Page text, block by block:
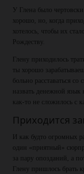
У Глена было
хорошо, но, когда
хотелось, чтобы их
Рождеству.
Глену приходилось
ты хорошо
больно расставаться
назвать денежной
как-то не сложилось с
Приходится
И как будто огромных
один «приятный»
за пару опозданий, а
Глену пришлось брать